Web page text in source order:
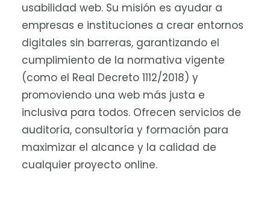
usabilidad web. Su misión es ayudar a
empresas e instituciones a crear entornos
digitales sin barreras, garantizando el
cumplimiento de la normativa vigente
(como el Real Decreto 1112/2018) y
promoviendo una web más justa e
inclusiva para todos. Ofrecen servicios de
auditoría, consultoría y formación para
maximizar el alcance y la calidad de
cualquier proyecto online.